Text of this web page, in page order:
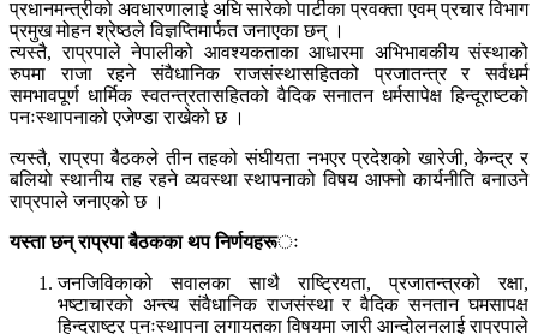
प्रधानमन्त्रीको अवधारणालाई अघि सारेको पार्टीका प्रवक्ता एवम् प्रचार विभाग
प्रमुख मोहन श्रेष्ठले विज्ञप्तिमार्फत जनाएका छन् ।
त्यस्तै, राप्रपाले नेपालीको आवश्यकताका आधारमा अभिभावकीय संस्थाको
रुपमा राजा रहने संवैधानिक राजसंस्थासहितको प्रजातन्त्र र सर्वधर्म
समभावपूर्ण धार्मिक स्वतन्त्रतासहितको वैदिक सनातन धर्मसापेक्ष हिन्दूराष्टको
पनःस्थापनाको एजेण्डा राखेको छ ।
त्यस्तै, राप्रपा बैठकले तीन तहको संघीयता नभएर प्रदेशको खारेजी, केन्द्र र
बलियो स्थानीय तह रहने व्यवस्था स्थापनाको विषय आफ्नो कार्यनीति बनाउने
राप्रपाले जनाएको छ ।
यस्ता छन् राप्रपा बैठकका थप निर्णयहरूः
जनजिविकाको सवालका साथै राष्ट्रियता, प्रजातन्त्रको रक्षा,
भष्टाचारको अन्त्य संवैधानिक राजसंस्था र वैदिक सनतान घमसापक्ष
हिन्दराष्ट्र पुनःस्थापना लगायतका विषयमा जारी आन्दोलनलाई राप्रपाले